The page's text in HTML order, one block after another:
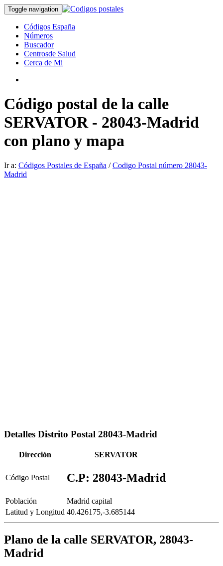
Toggle navigation
Códigos España
Números
Buscador
Centrosde Salud
Cerca de Mi
Código postal de la calle
SERVATOR - 28043-Madrid
con plano y mapa
Ir a: Códigos Postales de España /Codigo Postal número 28043-
Madrid
Detalles Distrito Postal 28043-Madrid
Dirección SERVATOR
Código Postal C.P: 28043-Madrid
Población
Madrid capital
Latitud y Longitud 40.426175,-3.685144
Plano de la calle SERVATOR, 28043-
Madrid